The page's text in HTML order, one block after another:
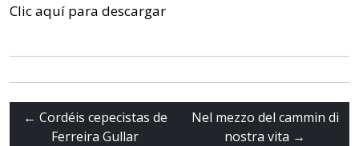
Clic aquí para descargar
← Cordéis cepecistas de
Ferreira Gullar
Nel mezzo del cammin di
nostra vita →